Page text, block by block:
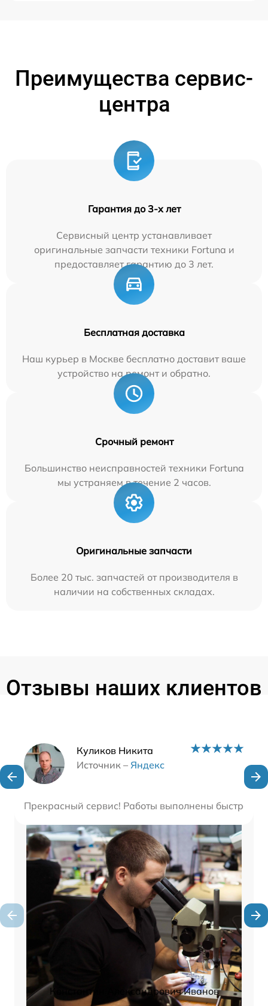
Преимущества сервис-
центра
Гарантия до 3-х лет
Сервисный центр устанавливает
оригинальные запчасти техники Fortuna и
предоставляет гарантию до 3 лет.
Бесплатная доставка
Наш курьер в Москве бесплатно доставит ваше
устройство на ремонт и обратно.
Срочный ремонт
Большинство неисправностей техники Fortuna
мы устраняем в течение 2 часов.
Оригинальные запчасти
Более 20 тыс. запчастей от производителя в
наличии на собственных складах.
Отзывы наших клиентов
Куликов Никита
Источник – Яндекс
Прекрасный сервис! Работы выполнены быстро и
Наши мастера
Константин Александрович Иванов